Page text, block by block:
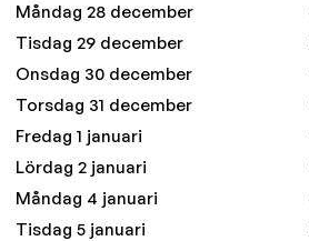
Måndag 28 december
Tisdag 29 december
Onsdag 30 december
Torsdag 31 december
Fredag 1 januari
Lördag 2 januari
Måndag 4 januari
Tisdag 5 januari